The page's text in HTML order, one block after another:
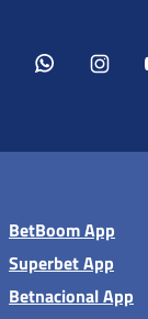
BetBoom App
Superbet App
Betnacional App